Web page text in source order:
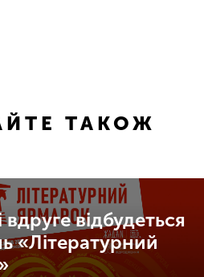
ТАКОЖ
відбудеться
«Літературний